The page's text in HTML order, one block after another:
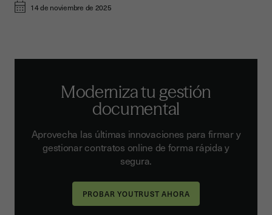
14 de noviembre de 2025
Moderniza tu gestión
documental
Aprovecha las últimas innovaciones para firmar y
gestionar contratos online de forma rápida y
segura.